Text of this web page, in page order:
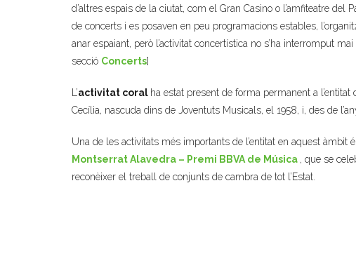
d’altres espais de la ciutat, com el Gran Casino o l’amfiteatre del
de concerts i es posaven en peu programacions estables,
anar espaiant, però l’activitat concertística no s’ha interromput
secció Concerts]
L’activitat coral ha estat present de forma permanent a
Cecília, nascuda dins de Joventuts Musicals, el 1958, i, des de
Una de les activitats més importants de l’entitat en aquest àmbit
Montserrat Alavedra – Premi BBVA de Música , que se
reconèixer el treball de conjunts de cambra de tot l’Estat.